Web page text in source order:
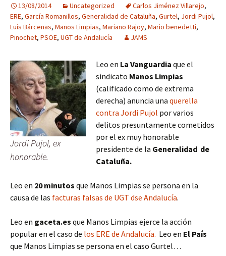
13/08/2014 Uncategorized Carlos Jiménez Villarejo,
ERE, García Romanillos, Generalidad de Cataluña, Gurtel, Jordi Pujol,
Luis Bárcenas, Manos Limpias, Mariano Rajoy, Mario benedetti,
Pinochet, PSOE, UGT de Andalucía JAMS
Jordi Pujol, ex
honorable.
Leo en La Vanguardia que el
sindicato Manos Limpias
(calificado como de extrema
derecha) anuncia una querella
contra Jordi Pujol por varios
delitos presuntamente cometidos
por el ex muy honorable
presidente de la Generalidad de
Cataluña.
Leo en 20 minutos que Manos Limpias se persona en la
causa de las facturas falsas de UGT dse Andalucía.
Leo en gaceta.es que Manos Limpias ejerce la acción
popular en el caso de los ERE de Andalucía. Leo en El País
que Manos Limpias se persona en el caso Gurtel…